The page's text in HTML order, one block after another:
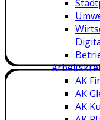
AK
AK
AK